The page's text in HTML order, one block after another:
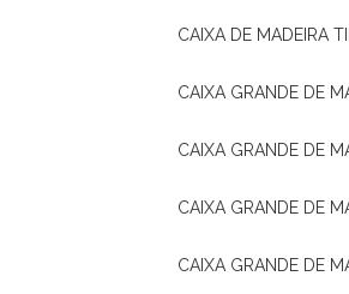
CAIXA DE MADEIRA
CAIXA GRANDE DE
CAIXA GRANDE DE
CAIXA GRANDE DE
CAIXA GRANDE DE